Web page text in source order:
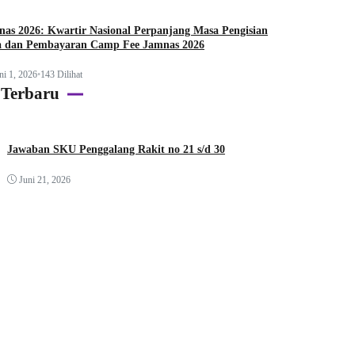
2026: Kwartir Nasional Perpanjang Masa Pengisian
dan Pembayaran Camp Fee Jamnas 2026
1, 2026•143 Dilihat
Jawaban SKU Penggalang Rakit no 21 s/d 30
Juni 21, 2026